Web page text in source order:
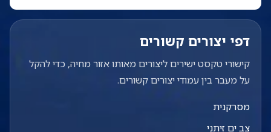
דפי יצורים קשורים
קישורי טקסט ישירים ליצורים מאותו אזור מחיה, כדי להקל
על מעבר בין עמודי יצורים קשורים.
מסרקנית
צב ים זיתני